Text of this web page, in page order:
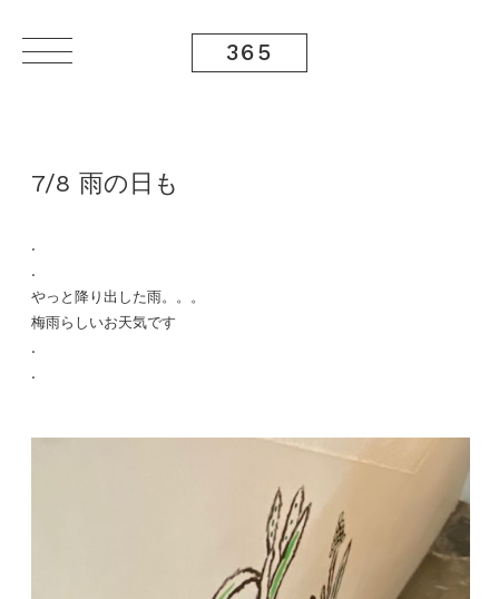
365
7/8 雨の日も
.
.
やっと降り出した雨。。。
梅雨らしいお天気です
.
.